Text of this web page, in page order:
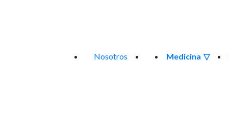
Nosotros Medicina